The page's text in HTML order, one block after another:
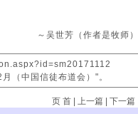
～吴世芳（作者是牧师）
（中国信徒布道会）"。
页 首 |上一篇 |下一篇